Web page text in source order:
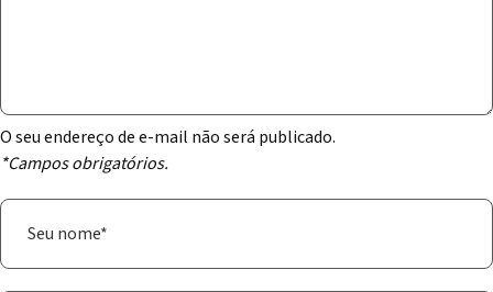
O seu endereço de e-mail não será publicado.
*Campos obrigatórios.